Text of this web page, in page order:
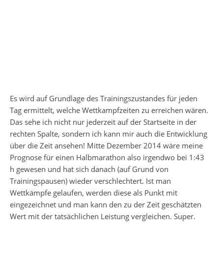
Es wird auf Grundlage des Trainingszustandes für jeden
Tag ermittelt, welche Wettkampfzeiten zu erreichen wären.
Das sehe ich nicht nur jederzeit auf der Startseite in der
rechten Spalte, sondern ich kann mir auch die Entwicklung
über die Zeit ansehen! Mitte Dezember 2014 wäre meine
Prognose für einen Halbmarathon also irgendwo bei 1:43
h gewesen und hat sich danach (auf Grund von
Trainingspausen) wieder verschlechtert. Ist man
Wettkämpfe gelaufen, werden diese als Punkt mit
eingezeichnet und man kann den zu der Zeit geschätzten
Wert mit der tatsächlichen Leistung vergleichen. Super.